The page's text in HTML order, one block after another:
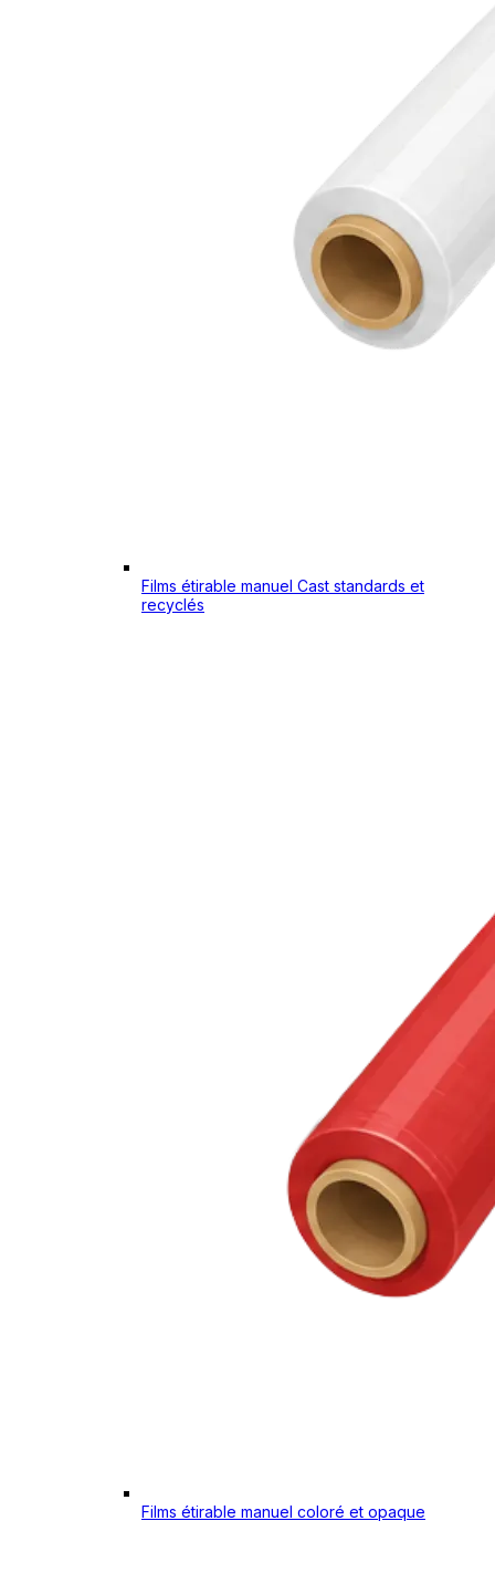
Films étirable manuel Cast standards et
recyclés
Films étirable manuel coloré et opaque